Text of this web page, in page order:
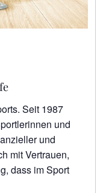
Seit 1987
und
und
mit Vertrauen,
dass im Sport